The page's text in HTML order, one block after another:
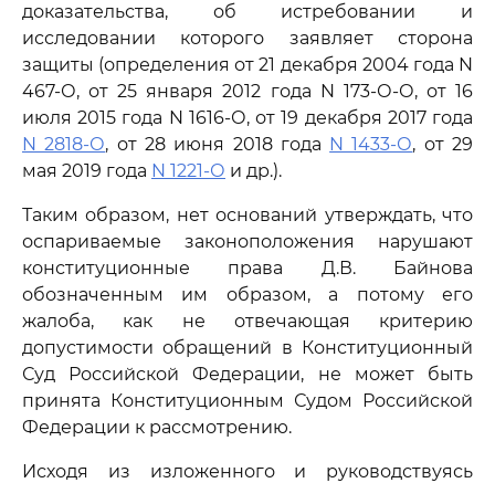
доказательства, об истребовании и
исследовании которого заявляет сторона
защиты (определения от 21 декабря 2004 года N
467-О, от 25 января 2012 года N 173-О-О, от 16
июля 2015 года N 1616-О, от 19 декабря 2017 года
N 2818-О, от 28 июня 2018 года N 1433-О, от 29
мая 2019 года N 1221-О и др.).
Таким образом, нет оснований утверждать, что
оспариваемые законоположения нарушают
конституционные права Д.В. Байнова
обозначенным им образом, а потому его
жалоба, как не отвечающая критерию
допустимости обращений в Конституционный
Суд Российской Федерации, не может быть
принята Конституционным Судом Российской
Федерации к рассмотрению.
Исходя из изложенного и руководствуясь